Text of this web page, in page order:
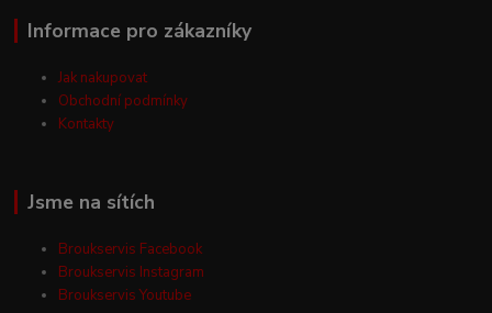
Informace pro zákazníky
Jak nakupovat
Obchodní podmínky
Kontakty
Jsme na sítích
Broukservis Facebook
Broukservis Instagram
Broukservis Youtube